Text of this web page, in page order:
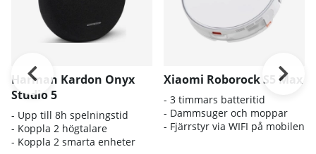
Harman Kardon Onyx
Studio 5
- Upp till 8h spelningstid
- Koppla 2 högtalare
- Koppla 2 smarta enheter
Xiaomi Roborock S5 Max
- 3 timmars batteritid
- Dammsuger och moppar
- Fjärrstyr via WIFI på mobilen